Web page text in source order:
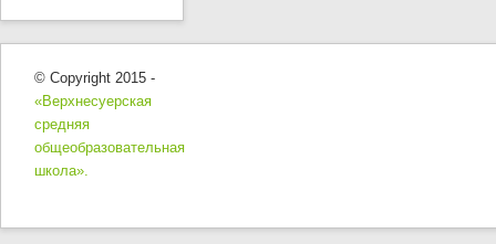
© Copyright 2015 -
«Верхнесуерская
средняя
общеобразовательная
школа».